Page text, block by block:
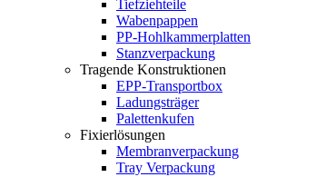
Tiefziehteile
Wabenpappen
PP-Hohlkammerplatten
Stanzverpackung
Tragende Konstruktionen
EPP-Transportbox
Ladungsträger
Palettenkufen
Fixierlösungen
Membranverpackung
Tray Verpackung